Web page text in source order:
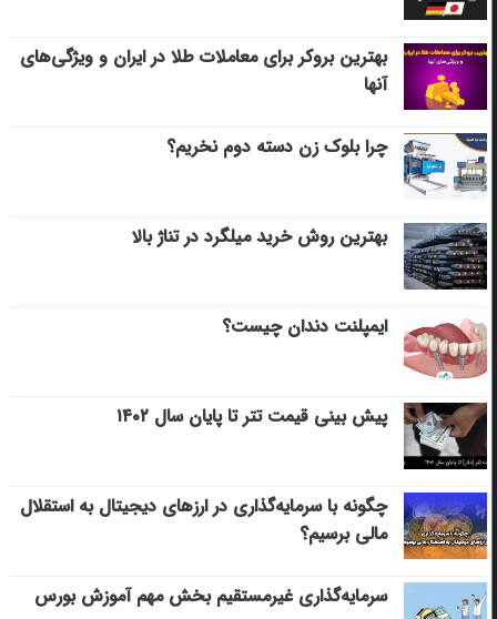
بهترین بروکر برای معاملات طلا در ایران و ویژگی‌های
آنها
چرا بلوک زن دسته دوم نخریم؟
بهترین روش خرید میلگرد در تناژ بالا
ایمپلنت دندان چیست؟
پیش بینی قیمت تتر تا پایان سال ۱۴۰۲
چگونه با سرمایه‌گذاری در ارزهای دیجیتال به استقلال
مالی برسیم؟
سرمایه‌گذاری غیرمستقیم بخش مهم آموزش بورس